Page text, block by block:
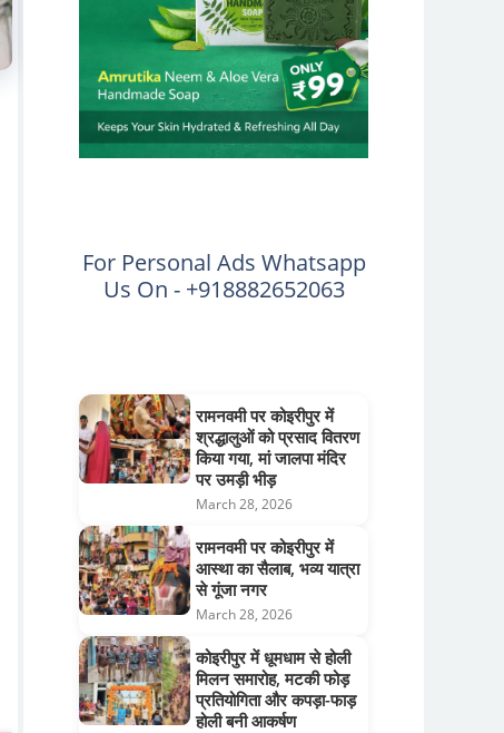
For Personal Ads Whatsapp
Us On - +918882652063
रामनवमी पर कोइरीपुर में
श्रद्धालुओं को प्रसाद वितरण
किया गया, मां जालपा मंदिर
पर उमड़ी भीड़
March 28, 2026
रामनवमी पर कोइरीपुर में
आस्था का सैलाब, भव्य यात्रा
से गूंजा नगर
March 28, 2026
कोइरीपुर में धूमधाम से होली
मिलन समारोह, मटकी फोड़
प्रतियोगिता और कपड़ा-फाड़
होली बनी आकर्षण